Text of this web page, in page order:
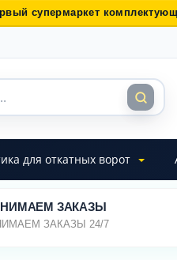
супермаркет
для откатных ворот
ЗАКАЗЫ
ЗАКАЗЫ 24/7